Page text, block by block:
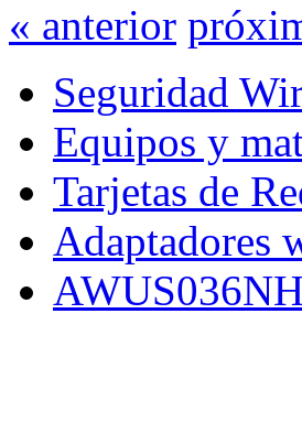
« anterior
Seguridad
Equipos y
Tarjetas de
Adaptadores